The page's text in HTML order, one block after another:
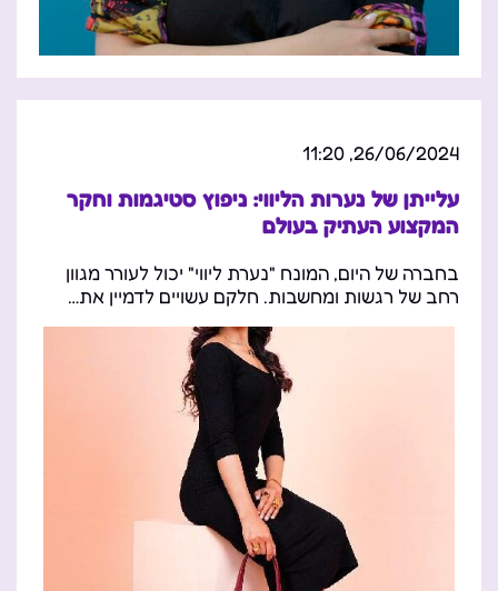
26/06/2024, 11:20
עלייתן של נערות הליווי: ניפוץ סטיגמות וחקר
המקצוע העתיק בעולם
בחברה של היום, המונח "נערת ליווי" יכול לעורר מגוון
רחב של רגשות ומחשבות. חלקם עשויים לדמיין את…